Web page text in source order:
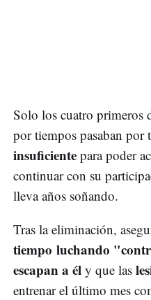
Solo los cuatro primeros
por tiempos pasaban por
insuficiente para poder
continuar con su
lleva años soñando.
Tras la eliminación,
tiempo luchando
escapan a él y que las
entrenar el último mes